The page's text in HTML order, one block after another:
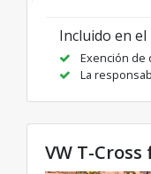
Incluido en el
Exención de
La
VW T-